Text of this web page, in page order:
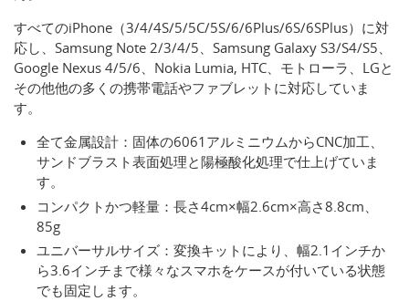
すべてのiPhone（3/4/4S/5/5C/5S/6/6Plus/6S/6SPlus）に対
応し、Samsung Note 2/3/4/5、Samsung Galaxy S3/S4/S5、
Google Nexus 4/5/6、Nokia Lumia, HTC、モトローラ、LGと
その他他の多くの携帯電話やファブレットに対応していま
す。
全て金属設計：固体の6061アルミニウムからCNC加工、
サンドブラスト表面処理と陽極酸化処理で仕上げていま
す。
コンパクトかつ軽量：長さ4cm×幅2.6cm×高さ8.8cm、
85g
ユニバーサルサイズ：変換キットにより、幅2.1インチか
ら3.6インチまで様々なスマホをケースが付いている状態
でも固定します。